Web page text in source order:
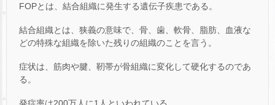
FOPとは、結合組織に発生する遺伝子疾患である。
結合組織とは、狭義の意味で、骨、歯、軟骨、脂肪、血液な
どの特殊な組織を除いた残りの組織のことを言う。
症状は、筋肉や腱、靭帯が骨組織に変化して硬化するのであ
る。